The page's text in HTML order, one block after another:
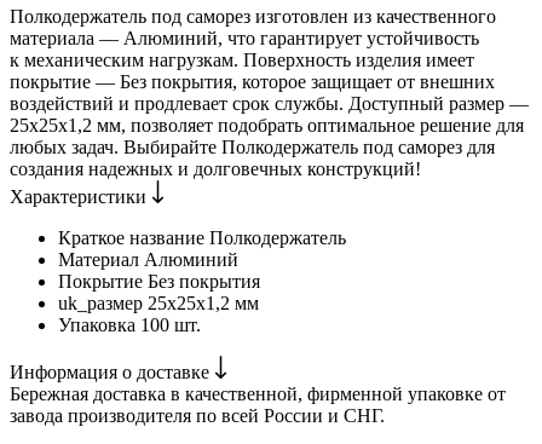
Полкодержатель под саморез изготовлен из качественного
материала — Алюминий, что гарантирует устойчивость
к механическим нагрузкам. Поверхность изделия имеет
покрытие — Без покрытия, которое защищает от внешних
воздействий и продлевает срок службы. Доступный размер —
25х25х1,2 мм, позволяет подобрать оптимальное решение для
любых задач. Выбирайте Полкодержатель под саморез для
создания надежных и долговечных конструкций!
Характеристики
Краткое название Полкодержатель
Материал Алюминий
Покрытие Без покрытия
uk_размер 25х25х1,2 мм
Упаковка 100 шт.
Информация о доставке
Бережная доставка в качественной, фирменной упаковке от
завода производителя по всей России и СНГ.